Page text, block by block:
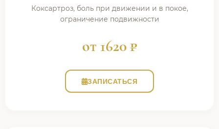
Коксартроз, боль при движении и в покое,
ограничение подвижности
от 1620 ₽
ЗАПИСАТЬСЯ